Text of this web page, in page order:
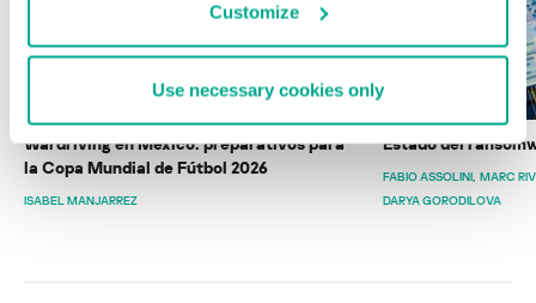
Customize
Use necessary cookies only
Wardriving en México: preparativos para
la Copa Mundial de Fútbol 2026
ISABEL MANJARREZ
Estado del
FABIO ASSOLINI MARC
DARYA GORODILOVA